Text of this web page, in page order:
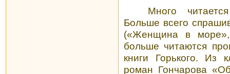
Много
Больше всего
(«Женщина в
больше читают­ся
книги Горького. Из
роман Гончарова